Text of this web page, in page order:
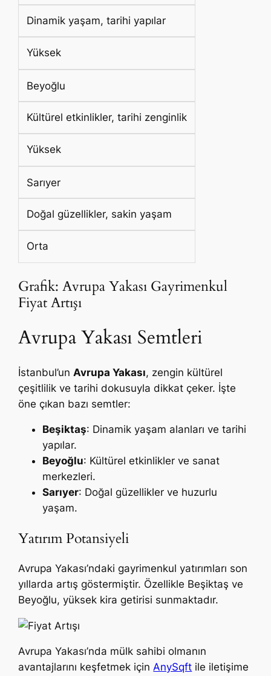
Dinamik yaşam, tarihi yapılar
Yüksek
Beyoğlu
Kültürel etkinlikler, tarihi zenginlik
Yüksek
Sarıyer
Doğal güzellikler, sakin yaşam
Orta
Grafik: Avrupa Yakası Gayrimenkul
Fiyat Artışı
Avrupa Yakası Semtleri
İstanbul’un Avrupa Yakası, zengin kültürel
çeşitlilik ve tarihi dokusuyla dikkat çeker. İşte
öne çıkan bazı semtler:
Beşiktaş: Dinamik yaşam alanları ve tarihi
yapılar.
Beyoğlu: Kültürel etkinlikler ve sanat
merkezleri.
Sarıyer: Doğal güzellikler ve huzurlu
yaşam.
Yatırım Potansiyeli
Avrupa Yakası’ndaki gayrimenkul yatırımları son
yıllarda artış göstermiştir. Özellikle Beşiktaş ve
Beyoğlu, yüksek kira getirisi sunmaktadır.
Avrupa Yakası’nda mülk sahibi olmanın
avantajlarını keşfetmek içinAnySqft ile iletişime